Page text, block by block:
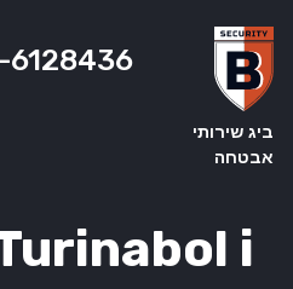
content
ביג שירותי
אבטחה
6128436
i